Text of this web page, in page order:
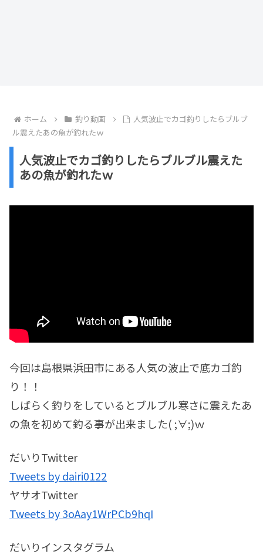
ホーム 釣り動画
人気波止でカゴ釣りしたらブルブ
ル震えたあの魚が釣れたｗ
人気波止でカゴ釣りしたらブルブル震えた
あの魚が釣れたｗ
今回は島根県浜田市にある人気の波止で底カゴ釣
り！！
しばらく釣りをしているとブルブル寒さに震えたあ
の魚を初めて釣る事が出来ました( ;∀;)ｗ
だいりTwitter
Tweets by dairi0122
ヤサオTwitter
Tweets by 3oAay1WrPCb9hqI
だいりインスタグラム